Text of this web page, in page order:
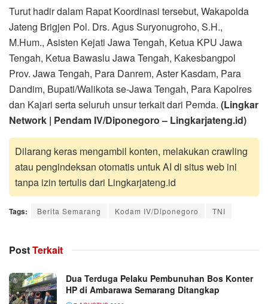
Turut hadir dalam Rapat Koordinasi tersebut, Wakapolda
Jateng Brigjen Pol. Drs. Agus Suryonugroho, S.H.,
M.Hum., Asisten Kejati Jawa Tengah, Ketua KPU Jawa
Tengah, Ketua Bawaslu Jawa Tengah, Kakesbangpol
Prov. Jawa Tengah, Para Danrem, Aster Kasdam, Para
Dandim, Bupati/Walikota se-Jawa Tengah, Para Kapolres
dan Kajari serta seluruh unsur terkait dari Pemda. (Lingkar
Network | Pendam IV/Diponegoro – Lingkarjateng.id)
Dilarang keras mengambil konten, melakukan crawling
atau pengindeksan otomatis untuk AI di situs web ini
tanpa izin tertulis dari Lingkarjateng.id
Tags: Berita Semarang Kodam IV/Diponegoro TNI
PostTerkait
Dua Terduga Pelaku Pembunuhan Bos Konter
HP di Ambarawa Semarang Ditangkap